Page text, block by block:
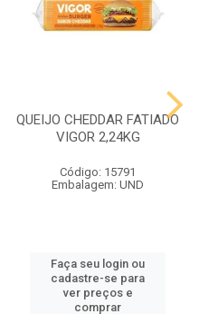
QUEIJO CHEDDAR FATIADO
VIGOR 2,24KG
Código: 15791
Embalagem: UND
Faça seu login ou
cadastre-se para
ver preços e
comprar